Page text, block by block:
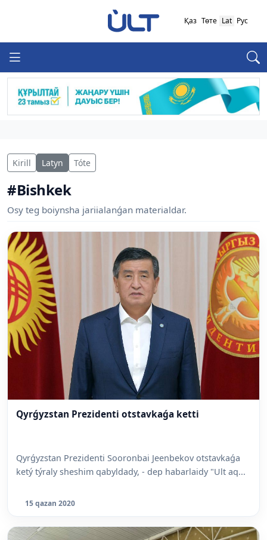
Қаз Төте Lat Рус
Kirill Latyn Tóte
#Bishkek
Osy teg boiynsha jariialanǵan materialdar.
Qyrǵyzstan Prezidenti otstavkaǵa ketti
Qyrǵyzstan Prezidenti Sooronbai Jeenbekov otstavkaǵa
ketý týraly sheshim qabyldady, - dep habarlaidy "Ult aq...
15 qazan 2020